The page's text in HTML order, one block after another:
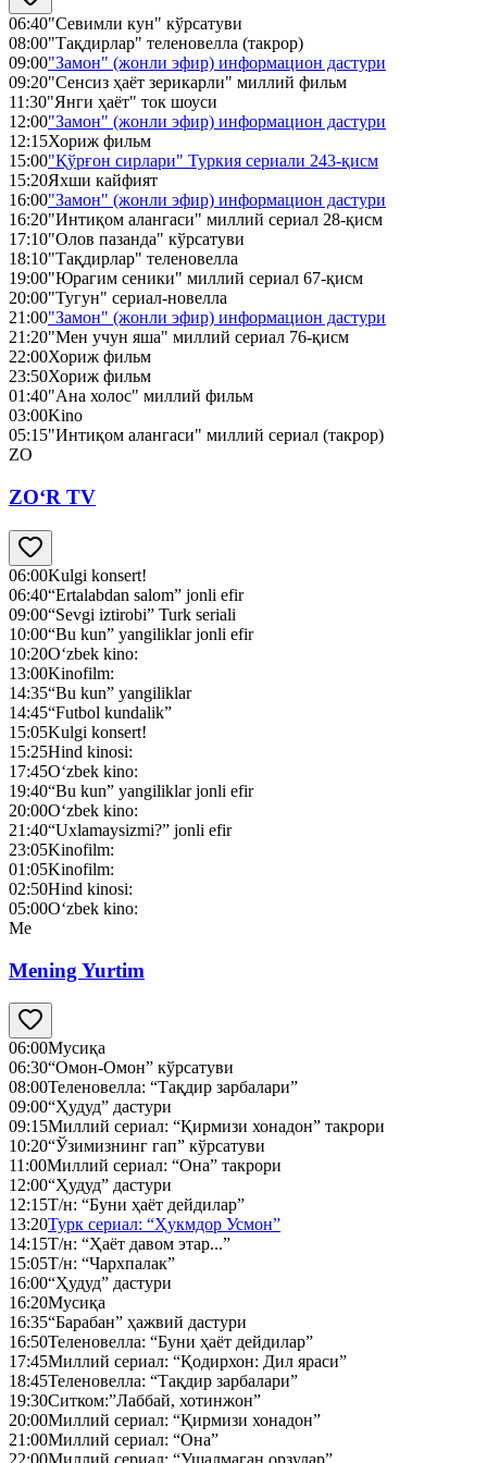
06:40"Севимли кун" кўрсатуви
08:00"Тақдирлар" теленовелла (такрор)
09:00"Замон" (жонли эфир) информацион дастури
09:20"Сенсиз ҳаёт зерикарли" миллий фильм
11:30"Янги ҳаёт" ток шоуси
12:00"Замон" (жонли эфир) информацион дастури
12:15Хориж фильм
15:00"Қўрғон сирлари" Туркия сериали 243-қисм
15:20Яхши кайфият
16:00"Замон" (жонли эфир) информацион дастури
16:20"Интиқом алангаси" миллий сериал 28-қисм
17:10"Олов пазанда" кўрсатуви
18:10"Тақдирлар" теленовелла
19:00"Юрагим сеники" миллий сериал 67-қисм
20:00"Тугун" сериал-новелла
21:00"Замон" (жонли эфир) информацион дастури
21:20"Мен учун яша" миллий сериал 76-қисм
22:00Хориж фильм
23:50Хориж фильм
01:40"Ана холос" миллий фильм
03:00Kino
05:15"Интиқом алангаси" миллий сериал (такрор)
ZO
ZO‘R TV
06:00Kulgi konsert!
06:40“Ertalabdan salom” jonli efir
09:00“Sevgi iztirobi” Turk seriali
10:00“Bu kun” yangiliklar jonli efir
10:20O‘zbek kino:
13:00Kinofilm:
14:35“Bu kun” yangiliklar
14:45“Futbol kundalik”
15:05Kulgi konsert!
15:25Hind kinosi:
17:45O‘zbek kino:
19:40“Bu kun” yangiliklar jonli efir
20:00O‘zbek kino:
21:40“Uxlamaysizmi?” jonli efir
23:05Kinofilm:
01:05Kinofilm:
02:50Hind kinosi:
05:00O‘zbek kino:
Me
Mening Yurtim
06:00Мусиқа
06:30“Омон-Омон” кўрсатуви
08:00Теленовелла: “Тақдир зарбалари”
09:00“Ҳудуд” дастури
09:15Миллий сериал: “Қирмизи хонадон” такрори
10:20“Ўзимизнинг гап” кўрсатуви
11:00Миллий сериал: “Она” такрори
12:00“Ҳудуд” дастури
12:15Т/н: “Буни ҳаёт дейдилар”
13:20Турк сериал: “Ҳукмдор Усмон”
14:15Т/н: “Ҳаёт давом этар...”
15:05Т/н: “Чархпалак”
16:00“Ҳудуд” дастури
16:20Мусиқа
16:35“Барабан” ҳажвий дастури
16:50Теленовелла: “Буни ҳаёт дейдилар”
17:45Миллий сериал: “Қодирхон: Дил яраси”
18:45Теленовелла: “Тақдир зарбалари”
19:30Ситком:”Лаббай, хотинжон”
20:00Миллий сериал: “Қирмизи хонадон”
21:00Миллий сериал: “Она”